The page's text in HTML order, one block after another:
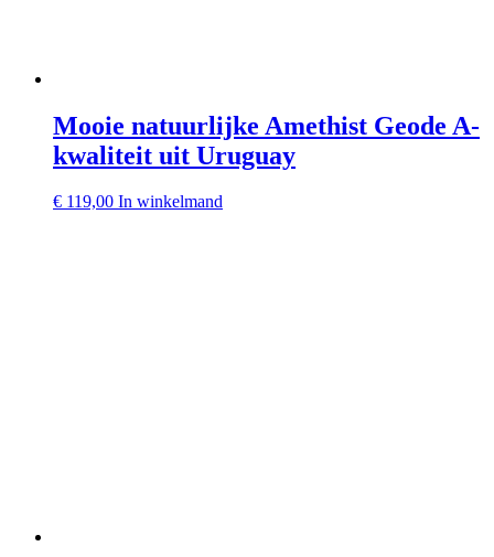
Mooie natuurlijke Amethist Geode A-
kwaliteit uit Uruguay
€ 119,00 In winkelmand